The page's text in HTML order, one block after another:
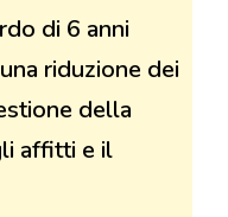
di 6 anni
riduzione dei
della
affitti e il